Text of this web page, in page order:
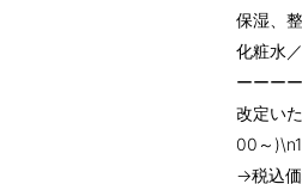
保湿、
化粧水
ーーー
改定い
00～
→税込